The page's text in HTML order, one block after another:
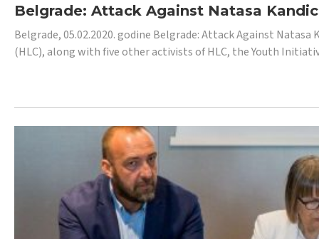
Belgrade: Attack Against Natasa
Belgrade, 05.02.2020. godine Belgrade: Attack Against
(HLC), along with five other activists of HLC, the Youth